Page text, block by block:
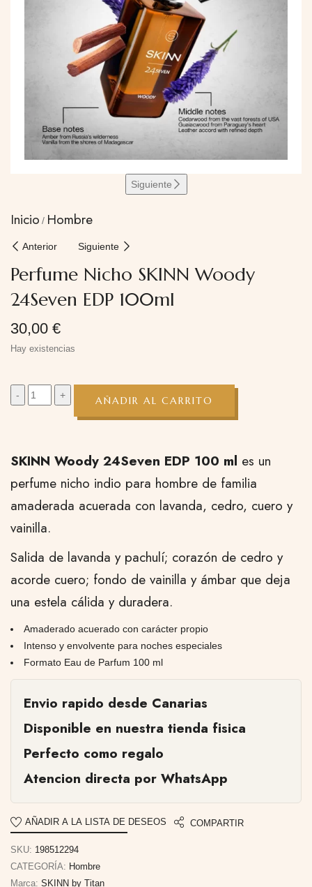
Siguiente
Inicio Hombre
Anterior Siguiente
Perfume Nicho SKINN Woody
24Seven EDP 100ml
30,00 €
SKINN Woody 24Seven EDP 100 ml es un
perfume nicho indio para hombre de familia
amaderada acuerada con lavanda, cedro, cuero y
vainilla.
Salida de lavanda y pachulí; corazón de cedro y
acorde cuero; fondo de vainilla y ámbar que deja
una estela cálida y duradera.
Amaderado acuerado con carácter propio
Intenso y envolvente para noches especiales
Formato Eau de Parfum 100 ml
Envio rapido desde Canarias
Disponible en nuestra tienda fisica
Perfecto como regalo
Atencion directa por WhatsApp
Hay existencias
AÑADIR AL CARRITO
AÑADIR A LA LISTA DE DESEOS COMPARTIR
SKU: 198512294
CATEGORÍA: Hombre
Marca: SKINN by Titan